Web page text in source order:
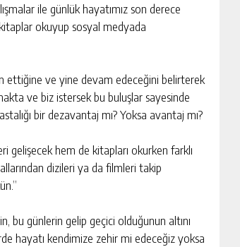
ile günlük hayatımız son derece
okuyup sosyal medyada
ettiğine ve yine devam edeceğini belirterek
ve biz istersek bu buluşlar sayesinde
bir dezavantaj mı? Yoksa avantaj mı?
gelişecek hem de kitapları okurken farklı
dizileri ya da filmleri takip
bu günlerin gelip geçici olduğunun altını
hayatı kendimize zehir mi edeceğiz yoksa